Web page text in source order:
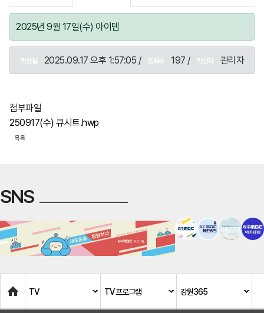
2025년 9월 17일(수) 아이템
작성일 2025.09.17 오후 1:57:05 / 조회수 197 / 작성자 관리자
첨부파일
250917(수) 큐시트.hwp
목록
SNS
Home
TV TV 프로그램 강원365